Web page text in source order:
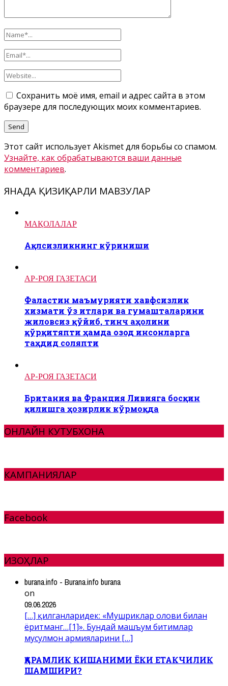
Сохранить моё имя, email и адрес сайта в этом
браузере для последующих моих комментариев.
Этот сайт использует Akismet для борьбы со спамом.
Узнайте, как обрабатываются ваши данные
комментариев.
ЯНАДА ҚИЗИҚАРЛИ МАВЗУЛАР
МАҚОЛАЛАР
Ақлсизликнинг кўриниши
АР-РОЯ ГАЗЕТАСИ
Фаластин маъмурияти хавфсизлик
хизмати ўз итлари ва гумашталарини
жиловсиз қўйиб, тинч аҳолини
қўрқитяпти ҳамда озод инсонларга
таҳдид соляпти
АР-РОЯ ГАЗЕТАСИ
Британия ва Франция Ливияга босқин
қилишга ҳозирлик кўрмоқда
ОНЛАЙН КУТУБХОНА
КАМПАНИЯЛАР
Facebook
ИЗОҲЛАР
burana.info - Burana.info burana
on
09.06.2026
[…] қилганларидек: «Мушриклар олови билан
ёритманг…[1]». Бундай машъум битимлар
мусулмон армияларини […]
ҚАРАМЛИК КИШАНИМИ ЁКИ ЕТАКЧИЛИК
ШАМШИРИ?